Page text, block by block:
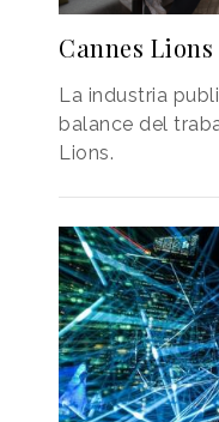
Cannes
La industria
balance del
Lions.